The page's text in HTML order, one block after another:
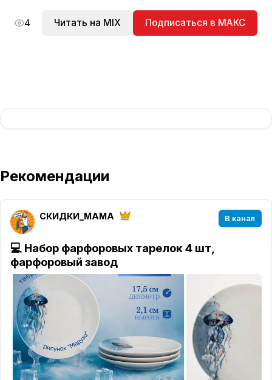
4 Читать на MIX Подписаться в МАКС
Рекомендации
СКИДКИ_MAMA В канал
💻 Набор фарфоровых тарелок 4 шт,
фарфоровый завод